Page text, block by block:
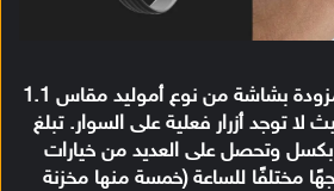
تأتي OnePlus Band مزودة بشاشة من نوع أموليد مقاس 1.1
توجد أزرار فعلية على السوار. تبلغ
دقة الشاشة 126×294 بكسل وتحصل على العديد من خيارات
يتوفر 37 وجهًا مختلفًا للساعة (خمسة منها مخزنة